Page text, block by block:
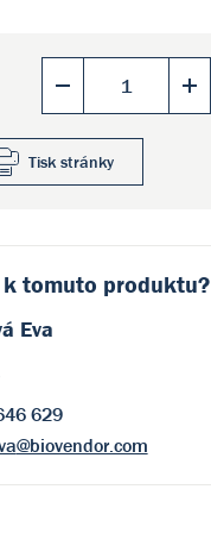
Tisk stránky
tomuto produktu?
Eva
629
@biovendor.com